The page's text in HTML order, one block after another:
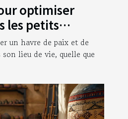
optimiser
les petits
un havre de paix et de
lieu de vie, quelle que